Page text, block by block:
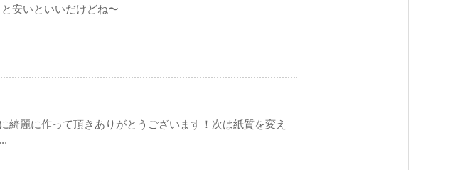
安いといいだけどね〜
綺麗に作って頂きありがとうございます！次は紙質を変え